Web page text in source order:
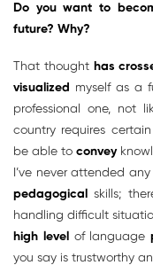
Do you want to
future? Why?
That thought has
visualized myself as a
professional one, not
country requires
be able toconvey
I’ve never attended
pedagogical skills;
handling difficult
high levelof language
you say is trustworthy